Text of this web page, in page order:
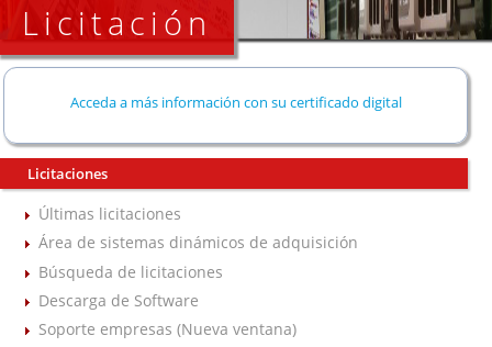
Licitación
Acceda a más información con su certificado digital
Licitaciones
Últimas licitaciones
Área de sistemas dinámicos de adquisición
Búsqueda de licitaciones
Descarga de Software
Soporte empresas (Nueva ventana)